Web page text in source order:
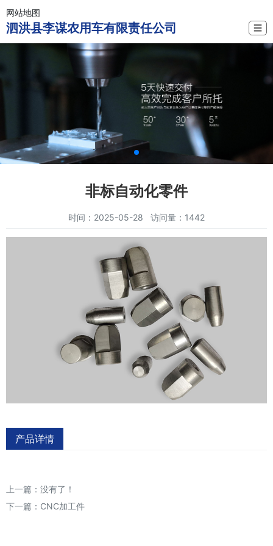
网站地图
泗洪县李谋农用车有限责任公司 ☰
非标自动化零件
时间：2025-05-28 访问量：1442
产品详情
上一篇：没有了！
下一篇： CNC加工件